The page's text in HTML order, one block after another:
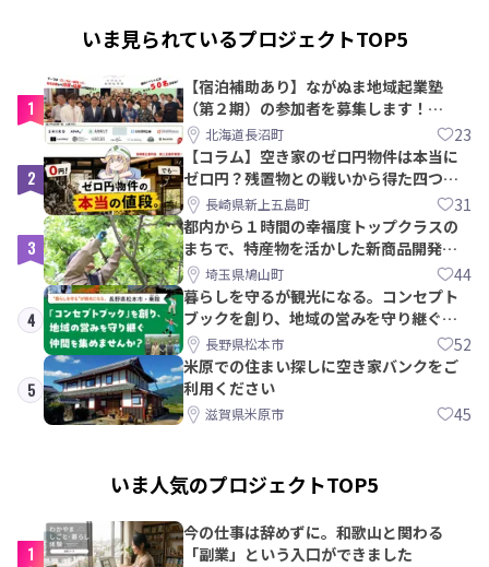
いま見られているプロジェクトTOP5
1
【宿泊補助あり】ながぬま地域起業塾
（第２期）の参加者を募集します！
【8/21〆】
北海道長沼町 23
2
【コラム】空き家のゼロ円物件は本当に
ゼロ円？残置物との戦いから得た四つの
教訓｜新上五島町
長崎県新上五島町 31
3
都内から１時間の幸福度トップクラスの
まちで、特産物を活かした新商品開発＆
PRメンバー募集！
埼玉県鳩山町 44
4
暮らしを守るが観光になる。コンセプト
ブックを創り、地域の営みを守り継ぐ仲
間を集めませんか？
長野県松本市 52
5
米原での住まい探しに空き家バンクをご
利用ください
滋賀県米原市 45
いま人気のプロジェクトTOP5
1
今の仕事は辞めずに。和歌山と関わる
「副業」という入口ができました